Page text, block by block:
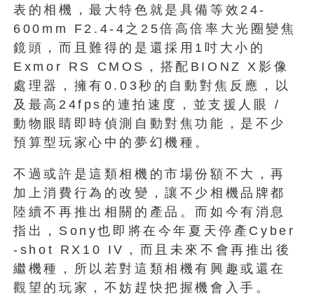
表的相機，最大特色就是具備等效24-
600mm F2.4-4之25倍高倍率大光圈變焦
鏡頭，而且難得的是還採用1吋大小的
Exmor RS CMOS，搭配BIONZ X影像
處理器，擁有0.03秒的自動對焦反應，以
及最高24fps的連拍速度，並支援人眼 /
動物眼睛即時偵測自動對焦功能，是不少
預算型玩家心中的夢幻機種。
不過或許是這類相機的市場份額不大，再
加上消費行為的改變，讓不少相機品牌都
陸續不再推出相關的產品。而如今有消息
指出，Sony也即將在今年夏天停產Cyber​​
-shot RX10 IV，而且未來不會再推出後
繼機種，所以若對這類相機有興趣或還在
觀望的玩家，不妨趕快把握機會入手。